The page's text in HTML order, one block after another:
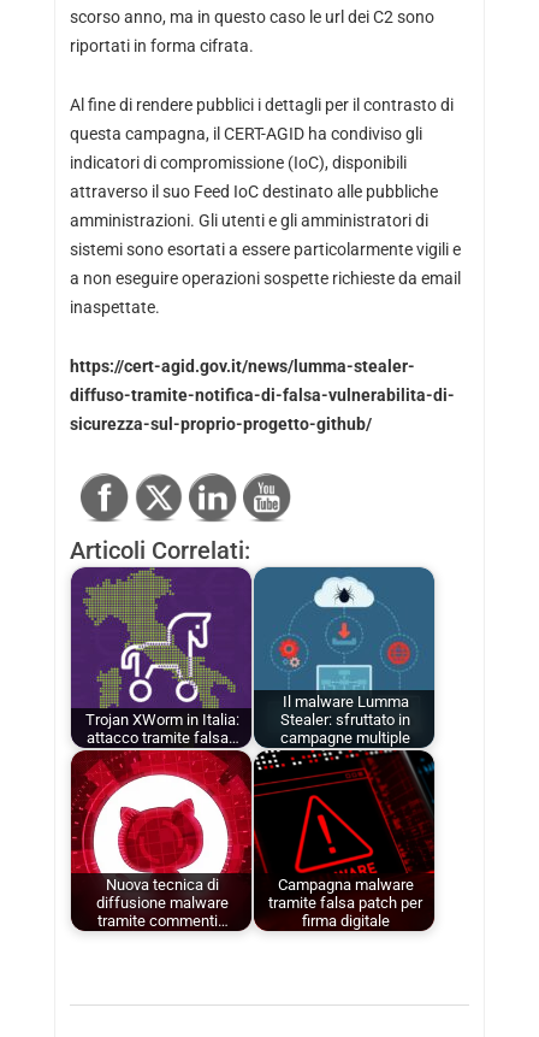
scorso anno, ma in questo caso le url dei C2 sono
riportati in forma cifrata.
Al fine di rendere pubblici i dettagli per il contrasto di
questa campagna, il CERT-AGID ha condiviso gli
indicatori di compromissione (IoC), disponibili
attraverso il suo Feed IoC destinato alle pubbliche
amministrazioni. Gli utenti e gli amministratori di
sistemi sono esortati a essere particolarmente vigili e
a non eseguire operazioni sospette richieste da email
inaspettate.
https://cert-agid.gov.it/news/lumma-stealer-
diffuso-tramite-notifica-di-falsa-vulnerabilita-di-
sicurezza-sul-proprio-progetto-github/
Articoli Correlati:
Trojan XWorm in Italia:
attacco tramite falsa…
Il malware Lumma
Stealer: sfruttato in
campagne multiple
Nuova tecnica di
diffusione malware
tramite commenti…
Campagna malware
tramite falsa patch per
firma digitale